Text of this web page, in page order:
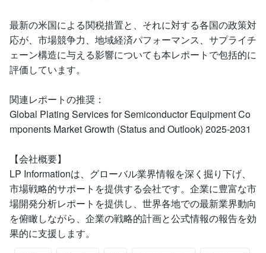
最新の米国による関税措置と、それに対する各国の政策対
応が、市場競争力、地域経済パフォーマンス、サプライチ
ェーン構造に与える影響についても本レポートで包括的に
評価しています。
関連レポートの推奨：
Global Plating Services for Semiconductor Equipment Co
mponents Market Growth (Status and Outlook) 2025-2031
【会社概要】
LP Informationは、グローバル業界情報を深く掘り下げ、
市場戦略的サポートを提供する会社です。企業に豊富な市
場開発分析レポートを提供し、世界各地での最新業界動向
を俯瞰しながら、企業の戦略的計画と公式情報の報告を効
果的に支援します。